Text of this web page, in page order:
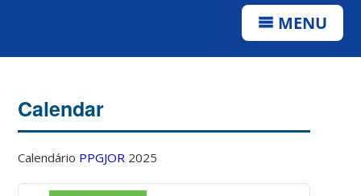
MENU
Calendar
Calendário PPGJOR 2025
04:00
05:00